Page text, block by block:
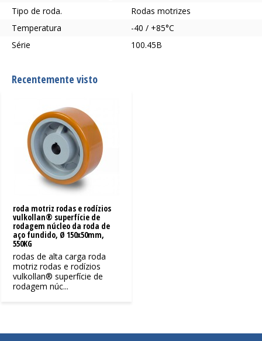
Tipo de roda.
Rodas motrizes
Temperatura
-40 / +85°C
Série
100.45B
Recentemente visto
roda motriz rodas e rodízios
vulkollan® superfície de
rodagem núcleo da roda de
aço fundido, Ø 150x50mm,
550KG
rodas de alta carga roda
motriz rodas e rodízios
vulkollan® superfície de
rodagem núc...